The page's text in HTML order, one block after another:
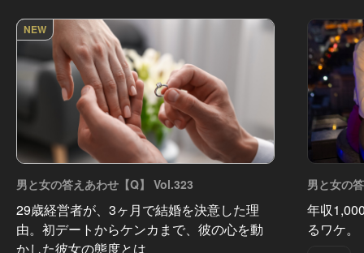
NEW
男と女の答えあわせ【Q】 Vol.323
29歳経営者が、3ヶ月で結婚を決意した理
由。初デートからケンカまで、彼の心を動
かした彼女の態度とは
男と女の
年収
るワケ